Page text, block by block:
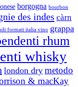
borgogna bourbon
des indes càrn
formati italia vino grappa
rhum
whisky
london dry metodo
& macKay